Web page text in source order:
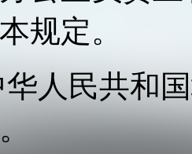
规定。
人民共和